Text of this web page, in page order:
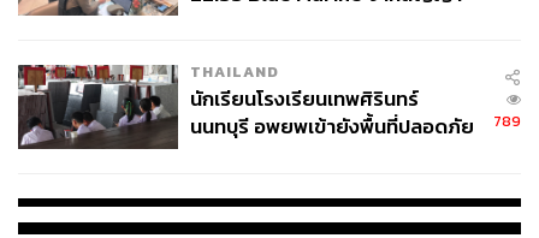
จ่ายหนี้-แอบระบุแบรนด์
THAILAND
นักเรียนโรงเรียนเทพศิรินทร์
นนทบุรี อพยพเข้ายังพื้นที่ปลอดภัย
789